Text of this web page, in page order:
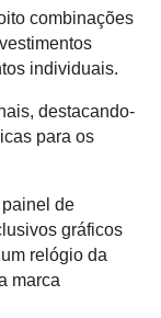
combinações
individuais.
destacando-
para os
de
gráficos
relógio da
marca